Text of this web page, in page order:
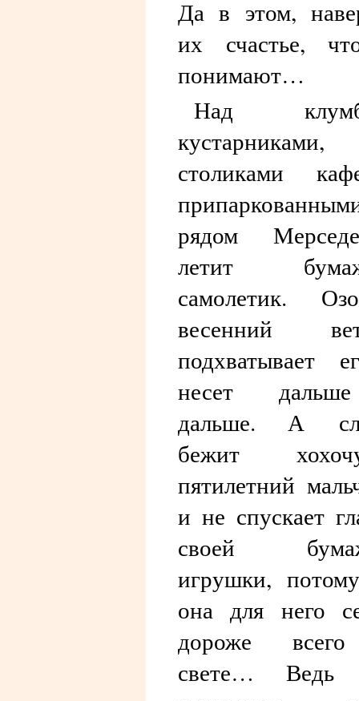
Да в этом,
их счастье,
понимают…
Над
кустарниками,
столиками
рядом
летит
самолетик.
весенний
подхватывает
несет
дальше. А
бежит
пятилетний
и не спускает
своей
игрушки,
она для него
дороже
свете… Ведь